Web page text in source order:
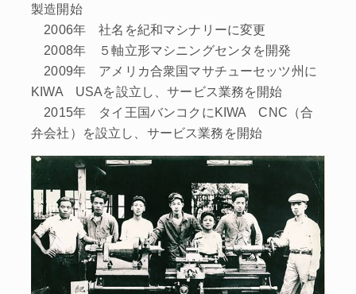
製造開始
2006年 社名を紀和マシナリーに変更
2008年 ５軸立形マシニングセンタを開発
2009年 アメリカ合衆国マサチューセッツ州に
KIWA USAを設立し、サービス業務を開始
2015年 タイ王国バンコクにKIWA CNC（合
弁会社）を設立し、サービス業務を開始